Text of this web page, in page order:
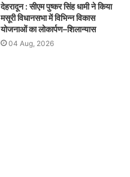
देहरादून : सीएम पुष्कर सिंह धामी ने किया
मसूरी विधानसभा में विभिन्न विकास
योजनाओं का लोकार्पण–शिलान्यास
04 Aug, 2026